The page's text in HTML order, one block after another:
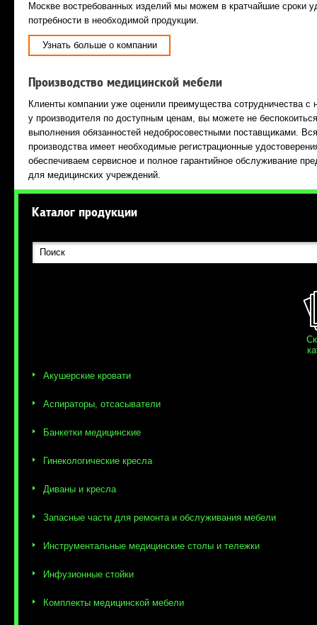
Каталог продукции
Акушерские кровати
Аспираторы, отсасыватели
Банкетки медицинские
Гинекологические кресла
Диваны и кресла
Запасные части для ремонта и обслуживания мебели
Инструментальные медицинские столы и тележки
Инфузионные стойки
Комплекты медицинской мебели
Москве востребованных изделий мы можем в кратчайшие сроки
потребности в необходимой продукции.
Узнать больше о компании
Производство медицинской мебели
Клиенты компании уже оценили преимущества сотрудничества
у производителя по доступным ценам, вы можете не
выполнения обязанностей недобросовестными поставщиками.
производства имеет необходимые регистрационные
обеспечиваем сервисное и полное гарантийное обслуживание
для медицинских учреждений.